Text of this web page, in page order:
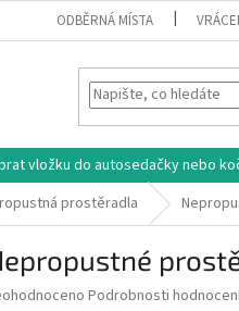
ODBĚRNÁ MÍSTA
vložku do autosedačky nebo
prostěradla
Podrobnosti